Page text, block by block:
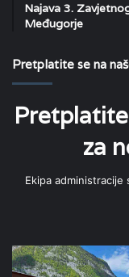
Najava 3.
Međugorje
Pretplatite se na
za
Ekipa administracije
HODOČAŠĆE
–